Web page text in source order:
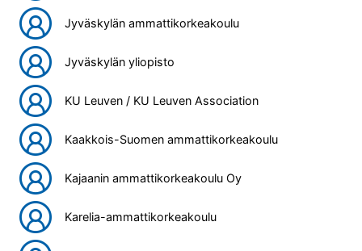
Jyväskylän ammattikorkeakoulu
Jyväskylän yliopisto
KU Leuven / KU Leuven Association
Kaakkois-Suomen ammattikorkeakoulu
Kajaanin ammattikorkeakoulu Oy
Karelia-ammattikorkeakoulu